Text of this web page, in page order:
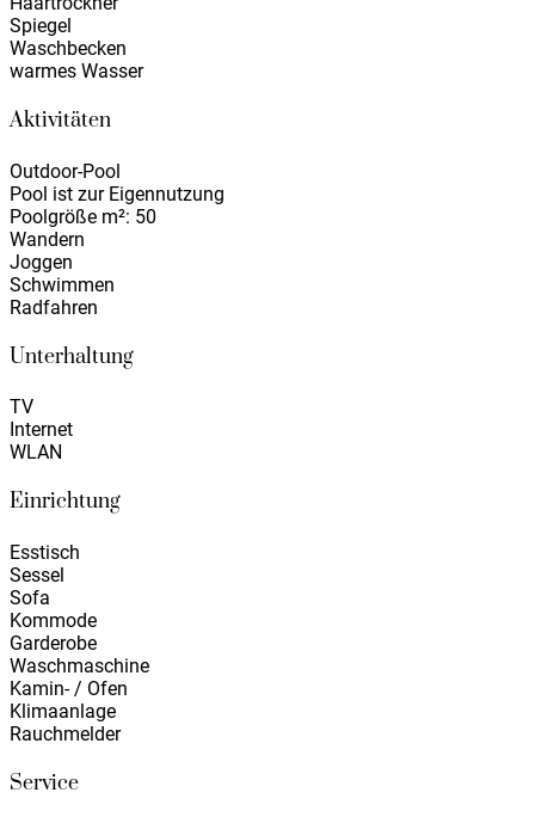
Spiegel
Waschbecken
warmes Wasser
Aktivitäten
Outdoor-Pool
Pool ist zur Eigennutzung
Poolgröße m²: 50
Wandern
Joggen
Schwimmen
Radfahren
Unterhaltung
TV
Internet
WLAN
Einrichtung
Esstisch
Sessel
Sofa
Kommode
Garderobe
Waschmaschine
Kamin- / Ofen
Klimaanlage
Rauchmelder
Service